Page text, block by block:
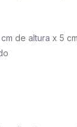
de altura x 5